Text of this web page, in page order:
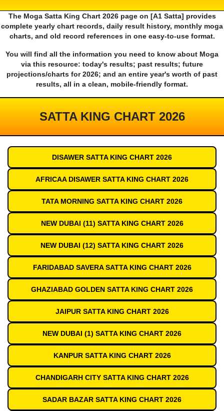
The Moga Satta King Chart 2026 page on [A1 Satta] provides
complete yearly chart records, daily result history, monthly moga
charts, and old record references in one easy-to-use format.
You will find all the information you need to know about Moga
via this resource: today's results; past results; future
projections/charts for 2026; and an entire year's worth of past
results, all in a clean, mobile-friendly format.
SATTA KING CHART 2026
DISAWER SATTA KING CHART 2026
AFRICAA DISAWER SATTA KING CHART 2026
TATA MORNING SATTA KING CHART 2026
NEW DUBAI (11) SATTA KING CHART 2026
NEW DUBAI (12) SATTA KING CHART 2026
FARIDABAD SAVERA SATTA KING CHART 2026
GHAZIABAD GOLDEN SATTA KING CHART 2026
JAIPUR SATTA KING CHART 2026
NEW DUBAI (1) SATTA KING CHART 2026
KANPUR SATTA KING CHART 2026
CHANDIGARH CITY SATTA KING CHART 2026
SADAR BAZAR SATTA KING CHART 2026